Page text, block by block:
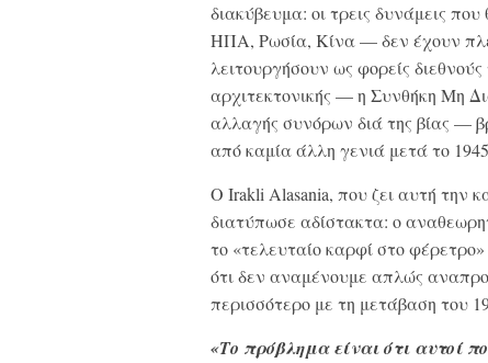
διακύβευμα: οι τρεις δυνάμεις
ΗΠΑ, Ρωσία, Κίνα — δεν έχουν
λειτουργήσουν ως φορείς
αρχιτεκτονικής — η Συνθήκη Μη
αλλαγής συνόρων διά της βίας —
από καμία άλλη γενιά μετά το
Ο Irakli Alasania, που ζει αυτή την
διατύπωσε αδίστακτα: ο
το «τελευταίο καρφί στο
ότι δεν αναμένουμε απλώς
περισσότερο με τη μετάβαση του
«Το πρόβλημα είναι ότι αυτοί